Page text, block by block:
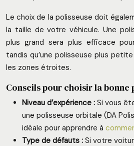
Le choix de la polisseuse doit
la taille de votre véhicule. Une
plus grand sera plus efficace
tandis qu’une polisseuse plus
les zones étroites.
Conseils pour choisir la bonne
Niveau d’expérience : Si vous
une polisseuse orbitale (DA
idéale pour apprendre à
Type de défauts : Si votre